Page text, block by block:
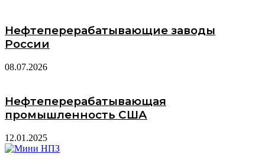
Нефтеперерабатывающие заводы
России
08.07.2026
Нефтеперерабатывающая
промышленность США
12.01.2025